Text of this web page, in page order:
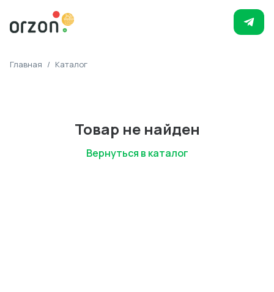
Главная / Каталог
Товар не найден
Вернуться в каталог